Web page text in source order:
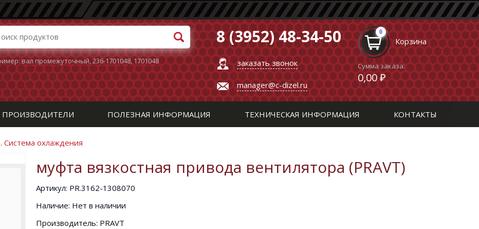
вал промежуточный,236-1701048,1701048
8 (3952) 48-34-50
заказать звонок
manager@c-dizel.ru
0
Корзина
Сумма заказа:
0,00 ₽
ПРОИЗВОДИТЕЛИ ПОЛЕЗНАЯ ИНФОРМАЦИЯ ТЕХНИЧЕСКАЯ ИНФОРМАЦИЯ КОНТАКТЫ
Система охлаждения
муфта вязкостная привода вентилятора (PRAVT)
Артикул: PR.3162-1308070
Наличие: Нет в наличии
Производитель: PRAVT